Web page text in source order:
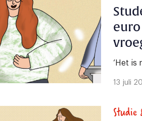
‘Het is
13 juli
Studie